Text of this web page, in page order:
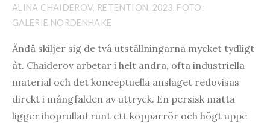
ALINA CHAIDEROV, RETENTION, 2023. FOTO:
GALERIE NORDENHAKE
Ändå skiljer sig de två utställningarna mycket tydligt
åt. Chaiderov arbetar i helt andra, ofta industriella
material och det konceptuella anslaget redovisas
direkt i mångfalden av uttryck. En persisk matta
ligger ihoprullad runt ett kopparrör och högt uppe